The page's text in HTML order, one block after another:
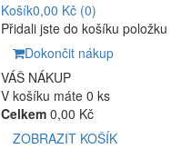
Košík0,00 Kč (0)
Přidali jste do košíku položku
Dokončit nákup
VÁŠ NÁKUP
V košíku máte 0 ks
Celkem 0,00 Kč
ZOBRAZIT KOŠÍK